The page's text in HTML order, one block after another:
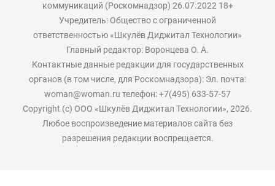
коммуникаций (Роскомнадзор) 26.07.2022 18+
Учредитель: Общество с ограниченной
ответственностью «Шкулёв Диджитал Технологии»
Главный редактор: Воронцева О. А.
Контактные данные редакции для государственных
органов (в том числе, для Роскомнадзора): Эл. почта:
woman@woman.ru телефон: +7(495) 633-57-57
Copyright (с) ООО «Шкулёв Диджитал Технологии», 2026.
Любое воспроизведение материалов сайта без
разрешения редакции воспрещается.